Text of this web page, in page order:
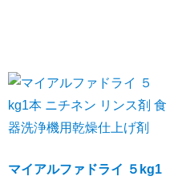
マイアルファドライ ５kg1